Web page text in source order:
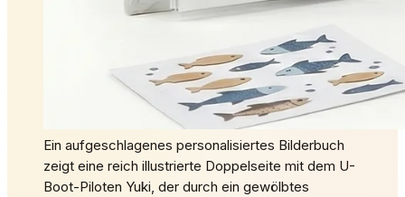
Ein aufgeschlagenes personalisiertes Bilderbuch
zeigt eine reich illustrierte Doppelseite mit dem U-
Boot-Piloten Yuki, der durch ein gewölbtes